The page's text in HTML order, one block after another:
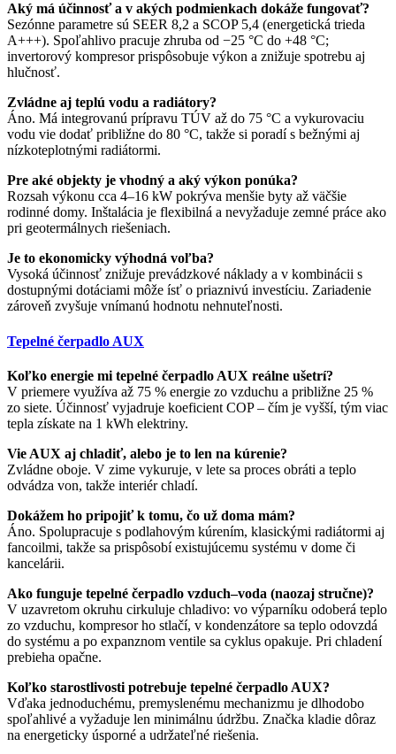
Aký má účinnosť a v akých podmienkach dokáže fungovať?
Sezónne parametre sú SEER 8,2 a SCOP 5,4 (energetická trieda
A+++). Spoľahlivo pracuje zhruba od −25 °C do +48 °C;
invertorový kompresor prispôsobuje výkon a znižuje spotrebu aj
hlučnosť.
Zvládne aj teplú vodu a radiátory?
Áno. Má integrovanú prípravu TÚV až do 75 °C a vykurovaciu
vodu vie dodať približne do 80 °C, takže si poradí s bežnými aj
nízkoteplotnými radiátormi.
Pre aké objekty je vhodný a aký výkon ponúka?
Rozsah výkonu cca 4–16 kW pokrýva menšie byty až väčšie
rodinné domy. Inštalácia je flexibilná a nevyžaduje zemné práce ako
pri geotermálnych riešeniach.
Je to ekonomicky výhodná voľba?
Vysoká účinnosť znižuje prevádzkové náklady a v kombinácii s
dostupnými dotáciami môže ísť o priaznivú investíciu. Zariadenie
zároveň zvyšuje vnímanú hodnotu nehnuteľnosti.
Tepelné čerpadlo AUX
Koľko energie mi tepelné čerpadlo AUX reálne ušetrí?
V priemere využíva až 75 % energie zo vzduchu a približne 25 %
zo siete. Účinnosť vyjadruje koeficient COP – čím je vyšší, tým viac
tepla získate na 1 kWh elektriny.
Vie AUX aj chladiť, alebo je to len na kúrenie?
Zvládne oboje. V zime vykuruje, v lete sa proces obráti a teplo
odvádza von, takže interiér chladí.
Dokážem ho pripojiť k tomu, čo už doma mám?
Áno. Spolupracuje s podlahovým kúrením, klasickými radiátormi aj
fancoilmi, takže sa prispôsobí existujúcemu systému v dome či
kancelárii.
Ako funguje tepelné čerpadlo vzduch–voda (naozaj stručne)?
V uzavretom okruhu cirkuluje chladivo: vo výparníku odoberá teplo
zo vzduchu, kompresor ho stlačí, v kondenzátore sa teplo odovzdá
do systému a po expanznom ventile sa cyklus opakuje. Pri chladení
prebieha opačne.
Koľko starostlivosti potrebuje tepelné čerpadlo AUX?
Vďaka jednoduchému, premyslenému mechanizmu je dlhodobo
spoľahlivé a vyžaduje len minimálnu údržbu. Značka kladie dôraz
na energeticky úsporné a udržateľné riešenia.